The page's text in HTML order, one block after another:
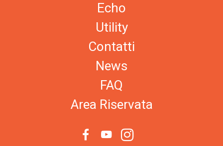
Echo
Utility
Contatti
News
FAQ
Area Riservata